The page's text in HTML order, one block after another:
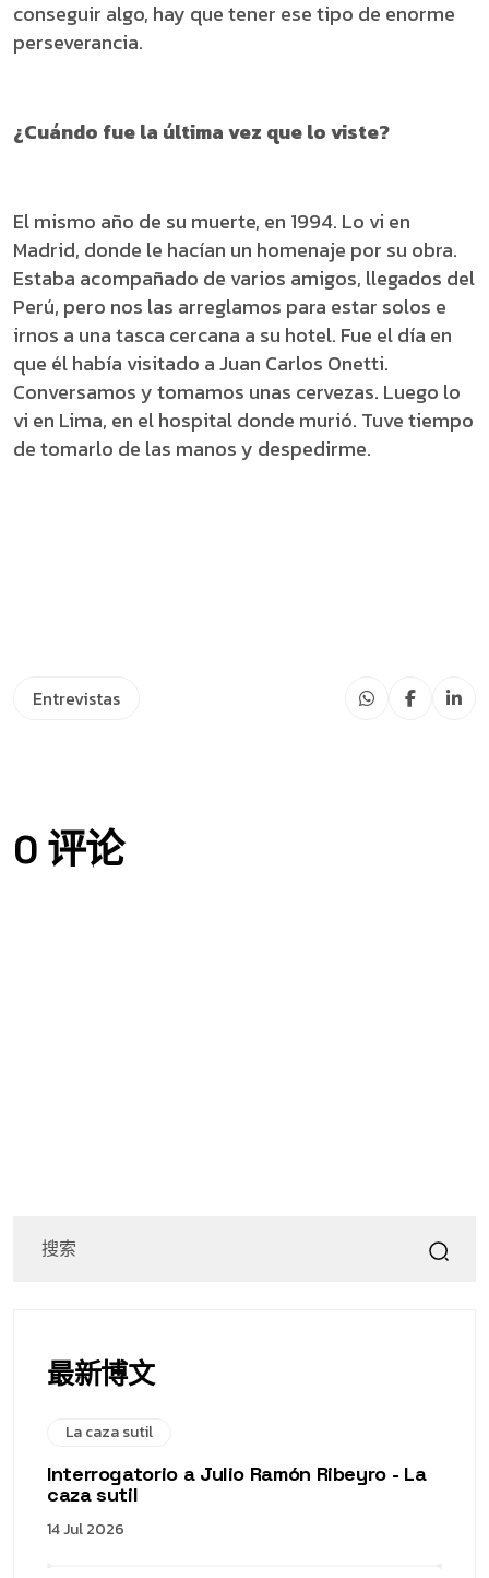
conseguir algo, hay que tener ese tipo de enorme
perseverancia.
¿Cuándo fue la última vez que lo viste?
El mismo año de su muerte, en 1994. Lo vi en
Madrid, donde le hacían un homenaje por su obra.
Estaba acompañado de varios amigos, llegados del
Perú, pero nos las arreglamos para estar solos e
irnos a una tasca cercana a su hotel. Fue el día en
que él había visitado a Juan Carlos Onetti.
Conversamos y tomamos unas cervezas. Luego lo
vi en Lima, en el hospital donde murió. Tuve tiempo
de tomarlo de las manos y despedirme.
Entrevistas
0 评论
最新博文
La caza sutil
Interrogatorio a Julio Ramón Ribeyro - La
caza sutil
14 Jul 2026